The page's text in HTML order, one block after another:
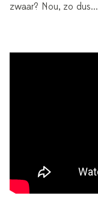
zwaar? Nou, zo dus...